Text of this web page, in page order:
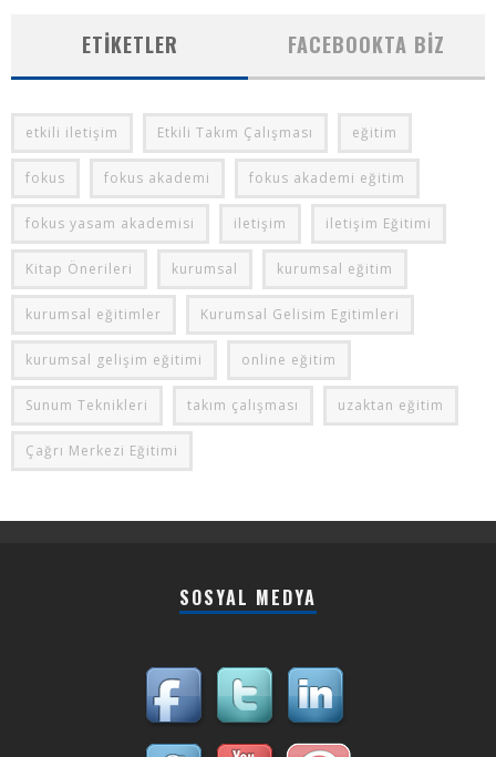
ETIKETLER FACEBOOKTA BIZ
etkili iletişim Etkili Takım Çalışması eğitim
fokus fokus akademi fokus akademi eğitim
fokus yasam akademisi iletişim iletişim Eğitimi
Kitap Önerileri kurumsal kurumsal eğitim
kurumsal eğitimler Kurumsal Gelisim Egitimleri
kurumsal gelişim eğitimi online eğitim
Sunum Teknikleri takım çalışması uzaktan eğitim
Çağrı Merkezi Eğitimi
SOSYAL MEDYA